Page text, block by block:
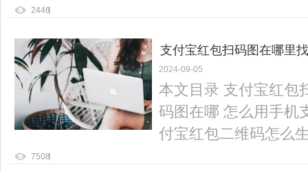
2446
支付宝红包扫码图在哪里
2024-09-05
本文目录 支付宝红包
码图在哪 怎么用手机
付宝红包二维码怎么
7508